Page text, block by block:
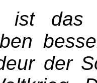
ist das
der